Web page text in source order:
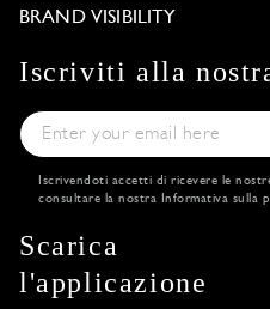
BRAND VISIBILITY
Iscriviti alla
Iscrivendoti accetti di ricevere le
consultare la nostra
Informativa sulla
Scarica
l'applicazione